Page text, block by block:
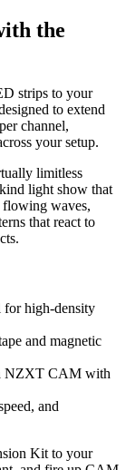
the
strips to your
to extend
channel,
your setup.
limitless
light show that
flowing waves,
that react to
for high-density
and magnetic
NZXT CAM with
and
Kit to your